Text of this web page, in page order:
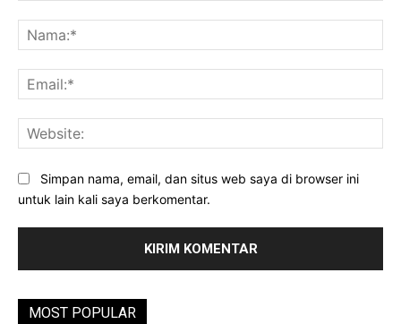
Simpan nama, email, dan situs web saya di browser ini
untuk lain kali saya berkomentar.
MOST POPULAR